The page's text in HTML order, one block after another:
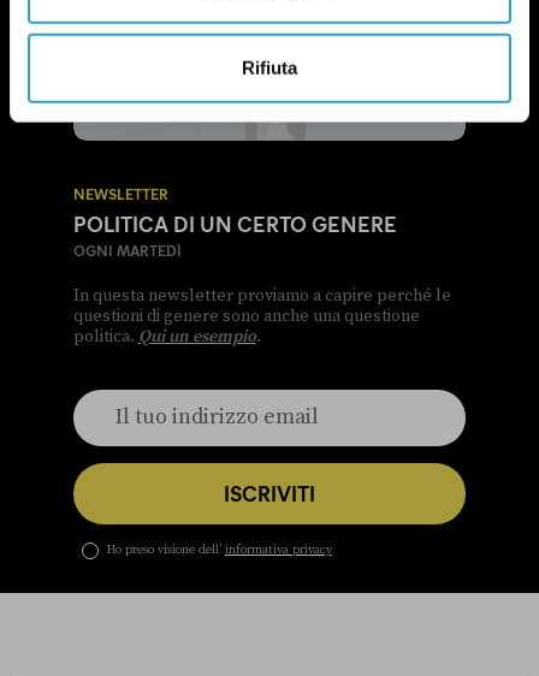
Rifiuta
NEWSLETTER
POLITICA DI UN CERTO GENERE
OGNI MARTEDÌ
In questa newsletter proviamo a capire perché le
questioni di genere sono anche una questione
politica. Qui un esempio.
ISCRIVITI
Ho preso visione dell’ informativa privacy